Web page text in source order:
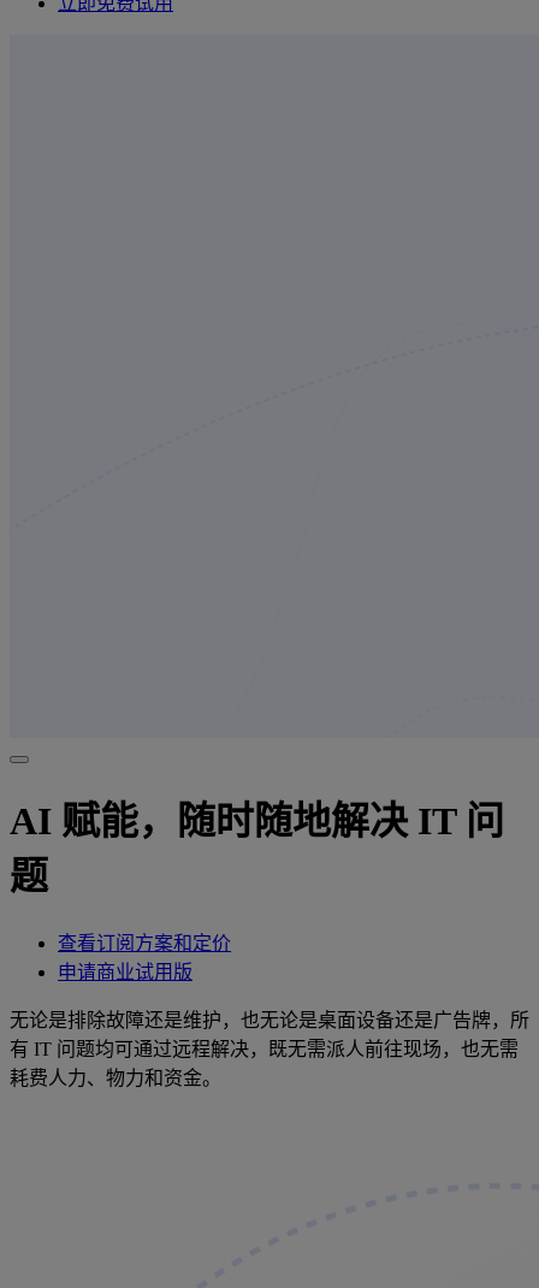
AI 赋能，随时随地解决 IT 问
题
查看订阅方案和定价
申请商业试用版
无论是排除故障还是维护，也无论是桌面设备还是广告牌，所
有 IT 问题均可通过远程解决，既无需派人前往现场，也无需
耗费人力、物力和资金。